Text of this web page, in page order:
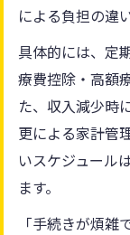
による負担の違
具体的には、定
療費控除・高額
た、収入減少時
更による家計管
いスケジュール
ます。
「手続きが煩